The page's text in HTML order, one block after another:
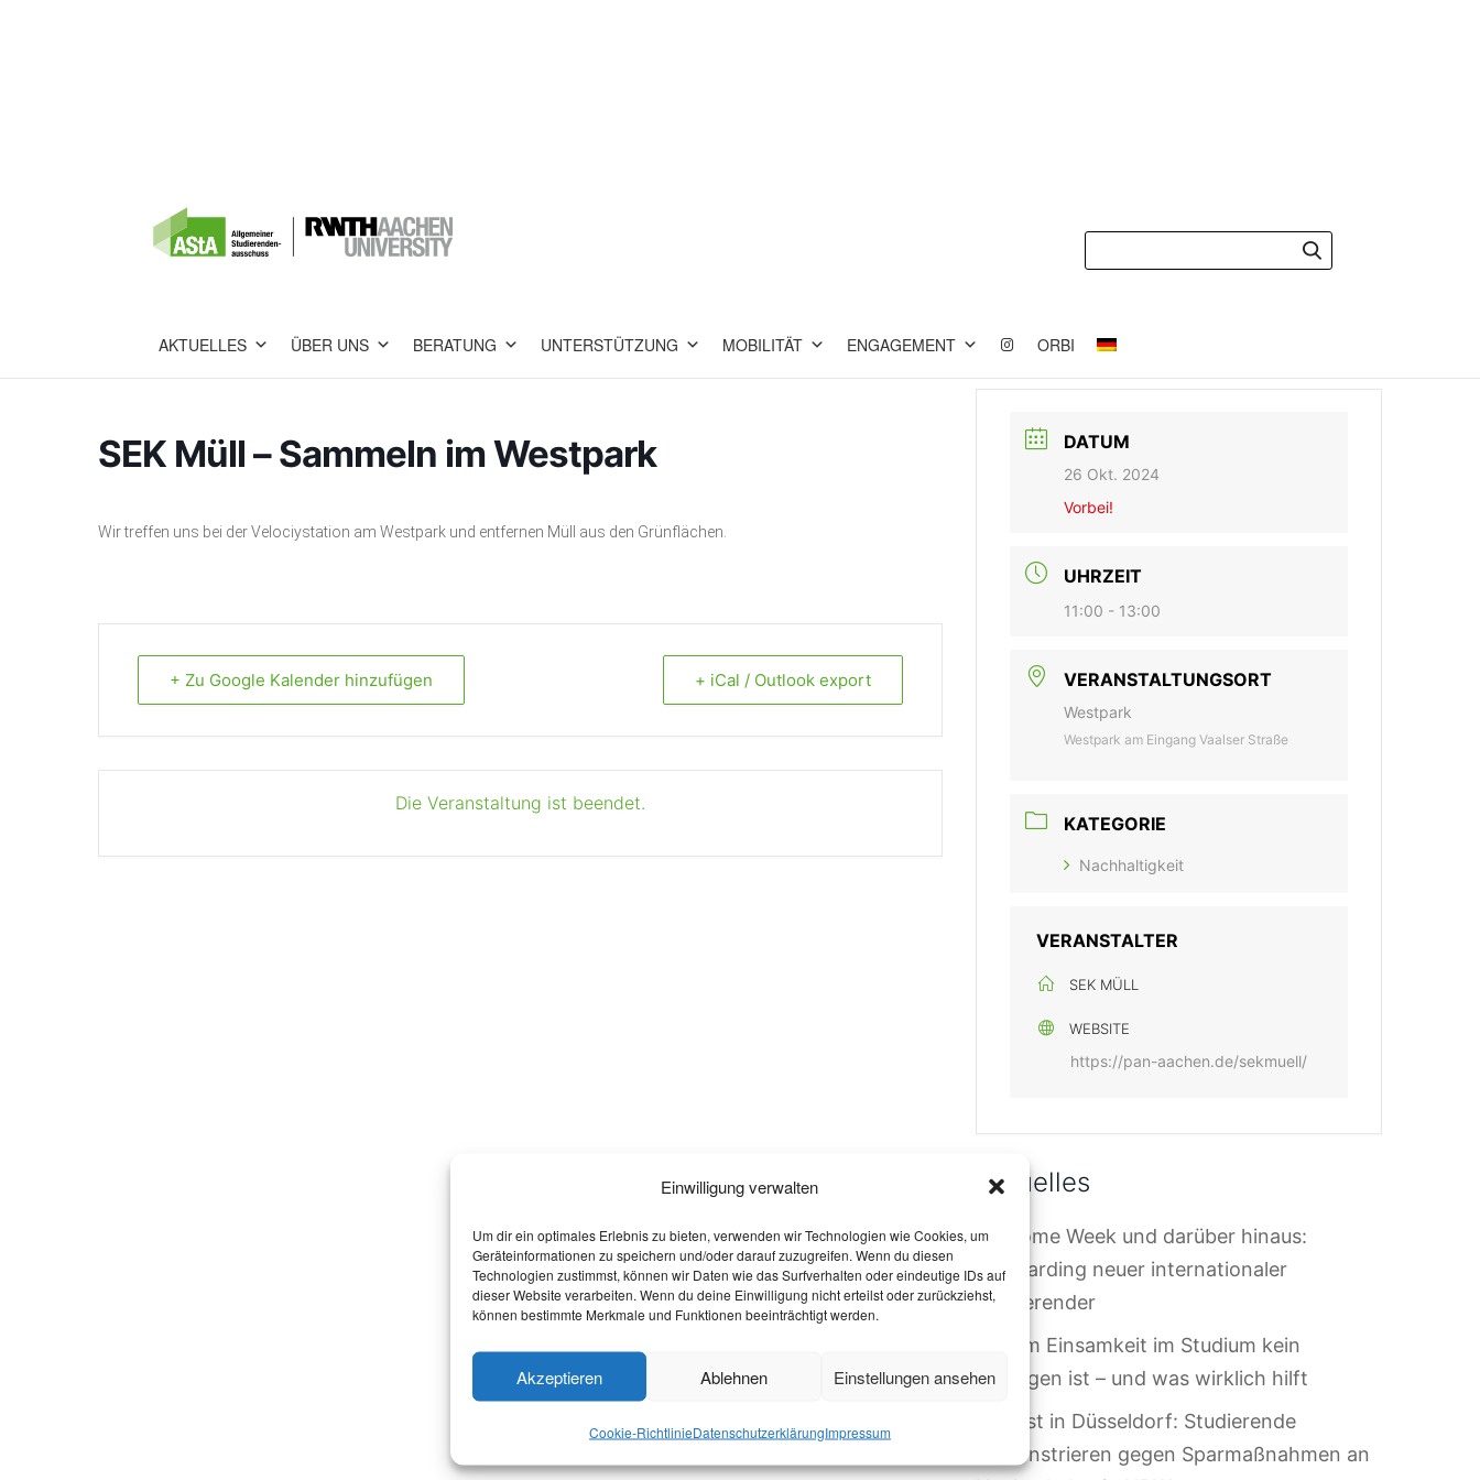
Einwilligung verwalten
Um dir ein optimales Erlebnis zu bieten, verwenden wir Technologien wie Cookies, um
Geräteinformationen zu speichern und/oder darauf zuzugreifen. Wenn du diesen
Technologien zustimmst, können wir Daten wie das Surfverhalten oder eindeutige IDs auf
dieser Website verarbeiten. Wenn du deine Einwilligung nicht erteilst oder zurückziehst,
können bestimmte Merkmale und Funktionen beeinträchtigt werden.
Akzeptieren Ablehnen Einstellungen ansehen
Cookie-RichtlinieDatenschutzerklärungImpressum
AKTUELLES ÜBER UNS BERATUNG UNTERSTÜTZUNG MOBILITÄT ENGAGEMENT ORBI
SEK Müll – Sammeln im Westpark
Wir treffen uns bei der Velociystation am Westpark und entfernen Müll aus den Grünflächen.
+ Zu Google Kalender hinzufügen + iCal / Outlook export
Die Veranstaltung ist beendet.
DATUM
26 Okt. 2024
Vorbei!
UHRZEIT
11:00 - 13:00
VERANSTALTUNGSORT
Westpark
Westpark am Eingang Vaalser Straße
KATEGORIE
Nachhaltigkeit
VERANSTALTER
SEK MÜLL
WEBSITE
https://pan-aachen.de/sekmuell/
Aktuelles
Welcome Week und darüber hinaus:
Onboarding neuer internationaler
Studierender
Warum Einsamkeit im Studium kein
Versagen ist – und was wirklich hilft
Protest in Düsseldorf: Studierende
demonstrieren gegen Sparmaßnahmen an